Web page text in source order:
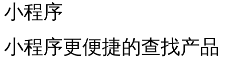
小程序
小程序更便捷的查找产品